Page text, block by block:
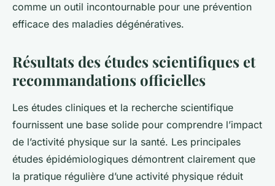
comme un outil incontournable pour une prévention
efficace des maladies dégénératives.
Résultats des études scientifiques et
recommandations officielles
Les études cliniques et la recherche scientifique
fournissent une base solide pour comprendre l’impact
de l’activité physique sur la santé. Les principales
études épidémiologiques démontrent clairement que
la pratique régulière d’une activité physique réduit